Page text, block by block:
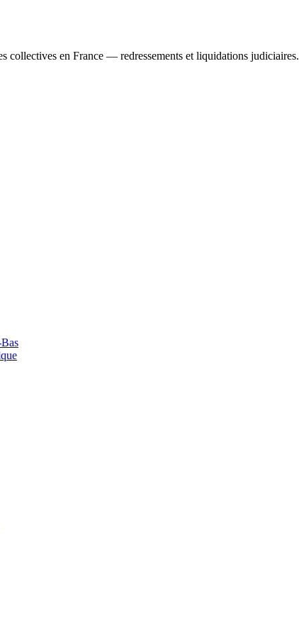
collectives en France — redressements et liquidations judiciaires.